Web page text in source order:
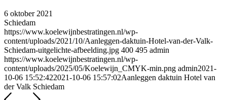
6 oktober 2021
Schiedam
https://www.koelewijnbestratingen.nl/wp-
content/uploads/2021/10/Aanleggen-daktuin-Hotel-van-der-Valk-
Schiedam-uitgelichte-afbeelding.jpg 400 495 admin
https://www.koelewijnbestratingen.nl/wp-
content/uploads/2025/05/Koelewijn_CMYK-min.png admin2021-
10-06 15:52:422021-10-06 15:57:02Aanleggen daktuin Hotel van
der Valk Schiedam